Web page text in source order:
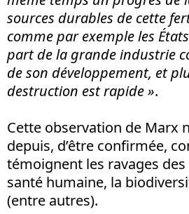
sources durables de cette
comme par exemple les
part de la grande industrie
de son développement, et
destruction est rapide ».
Cette observation de Marx
depuis, d’être confirmée,
témoignent les ravages
santé humaine, la
(entre autres).